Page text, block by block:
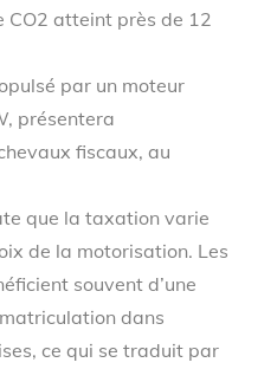
atteint près de 12
par un moteur
présentera
fiscaux, au
que la taxation varie
de la motorisation. Les
souvent d’une
dans
ce qui se traduit par